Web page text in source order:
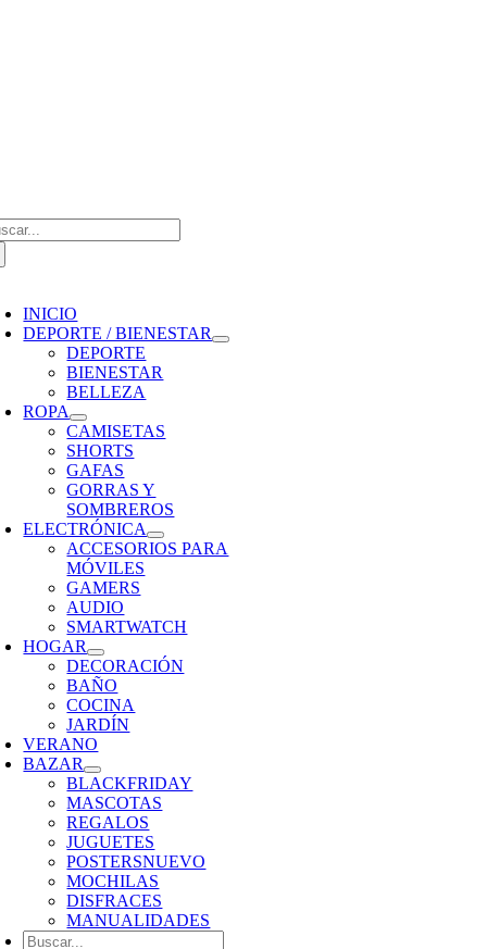
INICIO
DEPORTE / BIENESTAR
DEPORTE
BIENESTAR
BELLEZA
ROPA
CAMISETAS
SHORTS
GAFAS
GORRAS Y
SOMBREROS
ELECTRÓNICA
ACCESORIOS PARA
MÓVILES
GAMERS
AUDIO
SMARTWATCH
HOGAR
DECORACIÓN
BAÑO
COCINA
JARDÍN
VERANO
BAZAR
BLACKFRIDAY
MASCOTAS
REGALOS
JUGUETES
POSTERSNUEVO
MOCHILAS
DISFRACES
MANUALIDADES
Buscar: